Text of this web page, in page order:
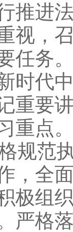
推进
视，
任务
时代
重要
重点
规范
，全
极组
严格